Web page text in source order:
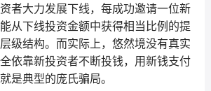
者大力发展下线，每成功邀请一位新
从下线投资金额中获得相当比例的提
级结构。而实际上，悠然境没有真实
依靠新投资者不断投钱，用新钱支付
是典型的庞氏骗局。